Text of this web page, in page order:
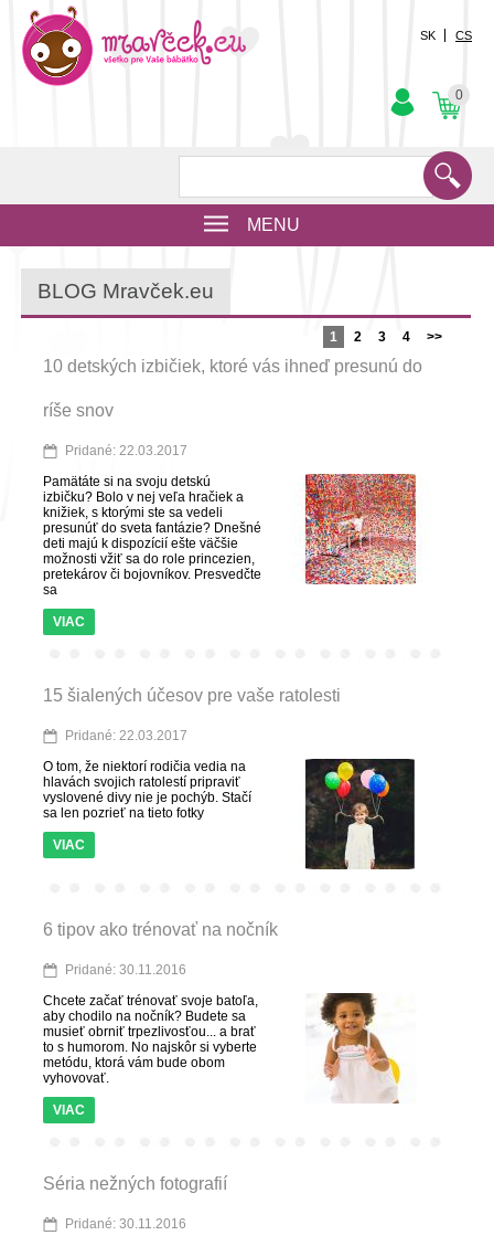
0
SK CS
MENU
BLOG Mravček.eu
1 2 3 4 >>
10 detských izbičiek, ktoré vás ihneď presunú do
ríše snov
Pridané: 22.03.2017
Pamätáte si na svoju detskú
izbičku? Bolo v nej veľa hračiek a
knižiek, s ktorými ste sa vedeli
presunúť do sveta fantázie? Dnešné
deti majú k dispozícií ešte väčšie
možnosti vžiť sa do role princezien,
pretekárov či bojovníkov. Presvedčte
sa
VIAC
15 šialených účesov pre vaše ratolesti
Pridané: 22.03.2017
O tom, že niektorí rodičia vedia na
hlavách svojich ratolestí pripraviť
vyslovené divy nie je pochýb. Stačí
sa len pozrieť na tieto fotky
VIAC
6 tipov ako trénovať na nočník
Pridané: 30.11.2016
Chcete začať trénovať svoje batoľa,
aby chodilo na nočník? Budete sa
musieť obrniť trpezlivosťou... a brať
to s humorom. No najskôr si vyberte
metódu, ktorá vám bude obom
vyhovovať.
VIAC
Séria nežných fotografií
Pridané: 30.11.2016